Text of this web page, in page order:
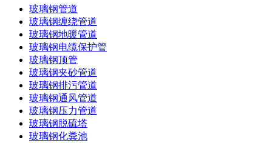
玻璃钢管道
玻璃钢缠绕管道
玻璃钢地暖管道
玻璃钢电缆保护管
玻璃钢顶管
玻璃钢夹砂管道
玻璃钢排污管道
玻璃钢通风管道
玻璃钢压力管道
玻璃钢脱硫塔
玻璃钢化粪池